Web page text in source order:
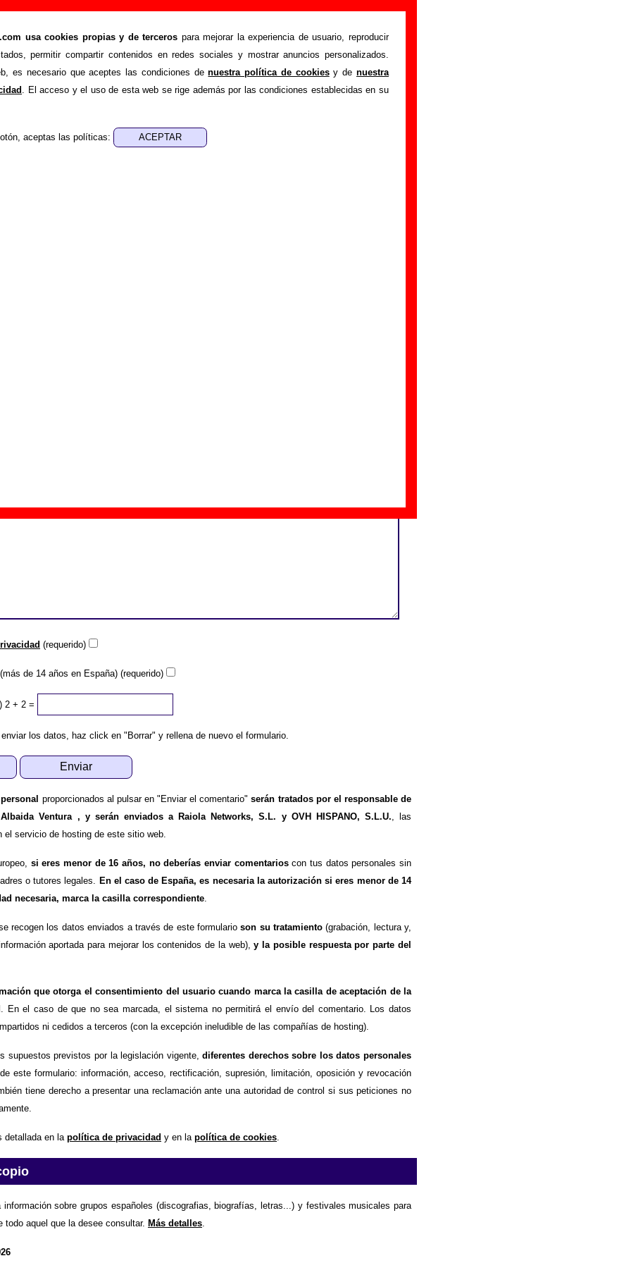
usa cookies propias y de terceros para mejorar la experiencia de usuario, reproducir
permitir compartir contenidos en redes sociales y mostrar anuncios personalizados.
es necesario que aceptes las condiciones denuestra política de cookiesy denuestra
. El acceso y el uso de esta web se rige además por las condiciones establecidas en su
aceptas las políticas:
Añadir o corregir información
>Añadir
adicional, puedes enviar nueva información o corregir la existente mediante el
o escribiendo un e-mail a guialven@musicoscopio.com.Gracias por tu
(requerido)
de 14 años en España) (requerido)
2 + 2 =
los datos, haz click en "Borrar" y rellena de nuevo el formulario.
proporcionados al pulsar en "Enviar el comentario"serán tratados por el responsable de
Ventura , y serán enviados a Raiola Networks, S.L. y OVH HISPANO, S.L.U. , las
el servicio de hosting de este sitio web.
si eres menor de 16 años, no deberías enviar comentarioscon tus datos personales sin
o tutores legales.
En el caso de España, es necesaria la autorización si eres menor de 14
necesaria, marca la casilla correspondiente
recogen los datos enviados a través de este formularioson su tratamiento(grabación, lectura y,
aportada para mejorar los contenidos de la web),y la posible respuesta por parte del
que otorga el consentimiento del usuario cuando marca la casilla de aceptación de la
. En el caso de que no sea marcada, el sistema no permitirá el envío del comentario. Los datos
ni cedidos a terceros (con la excepción ineludible de las compañías de hosting).
supuestos previstos por la legislación vigente,diferentes derechos sobre los datos personales
este formulario: información, acceso, rectificación, supresión, limitación, oposición y revocación
tiene derecho a presentar una reclamación ante una autoridad de control si sus peticiones no
detallada en la política de privacidad y en la política de cookies
información sobre grupos españoles (discografias, biografías, letras...) y festivales musicales para
todo aquel que la desee consultar. Más detalles.